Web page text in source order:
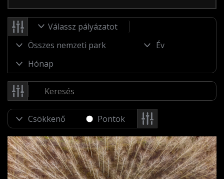
Válassz pályázatot
Pontok